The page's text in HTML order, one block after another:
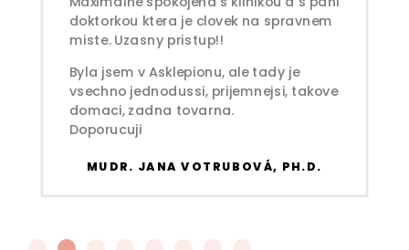
doktorkou ktera je clovek na spravnem
miste. Uzasny pristup!!
Byla jsem v Asklepionu, ale tady je
vsechno jednodussi, prijemnejsi, takove
domaci, zadna tovarna.
Doporucuji
MUDR. JANA VOTRUBOVÁ, PH.D.